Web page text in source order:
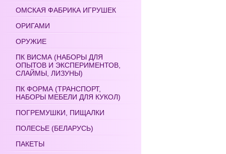
ОМСКАЯ ФАБРИКА ИГРУШЕК
ОРИГАМИ
ОРУЖИЕ
ПК ВИСМА (НАБОРЫ ДЛЯ
ОПЫТОВ И ЭКСПЕРИМЕНТОВ,
СЛАЙМЫ, ЛИЗУНЫ)
ПК ФОРМА (ТРАНСПОРТ,
НАБОРЫ МЕБЕЛИ ДЛЯ КУКОЛ)
ПОГРЕМУШКИ, ПИЩАЛКИ
ПОЛЕСЬЕ (БЕЛАРУСЬ)
ПАКЕТЫ